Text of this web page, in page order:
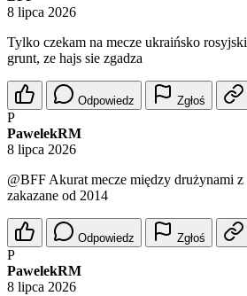
8 lipca 2026
Tylko czekam na mecze ukraińsko
grunt, ze hajs sie zgadza
Odpowiedz Zgłoś
P
PawelekRM
8 lipca 2026
@BFF Akurat mecze między drużynami
zakazane od 2014
Odpowiedz Zgłoś
P
PawelekRM
8 lipca 2026